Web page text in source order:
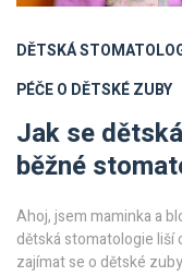
DĚTSKÁ
PÉČE O DĚTSKÉ ZUBY
Jak se
běžné
Ahoj, jsem maminka a
dětská stomatologie liší
zajímat se o dětské